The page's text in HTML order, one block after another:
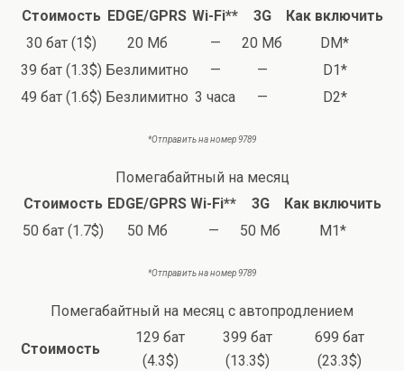
Стоимость EDGE/GPRS Wi-Fi** 3G
Как включить
30 бат (1$)
20 Мб — 20 Мб
DM*
39 бат (1.3$) Безлимитно — —
D1*
49 бат (1.6$) Безлимитно 3 часа — D2*
*Отправить на номер 9789
Помегабайтный на месяц
Стоимость EDGE/GPRS Wi-Fi** 3G
Как включить
50 бат (1.7$)
50 Мб — 50 Мб M1*
*Отправить на номер 9789
Помегабайтный на месяц с автопродлением
Стоимость
129 бат
(4.3$)
399 бат
(13.3$)
699 бат
(23.3$)